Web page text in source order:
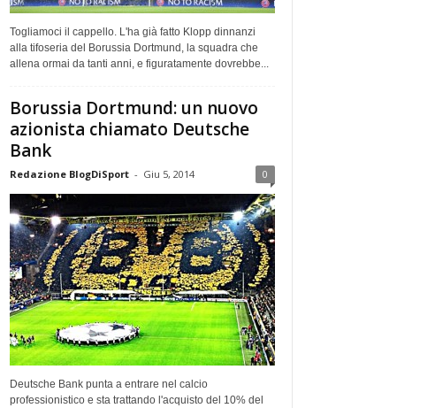
Togliamoci il cappello. L'ha già fatto Klopp dinnanzi
alla tifoseria del Borussia Dortmund, la squadra che
allena ormai da tanti anni, e figuratamente dovrebbe...
Borussia Dortmund: un nuovo
azionista chiamato Deutsche
Bank
Redazione BlogDiSport - Giu 5, 2014 0
Deutsche Bank punta a entrare nel calcio
professionistico e sta trattando l'acquisto del 10% del